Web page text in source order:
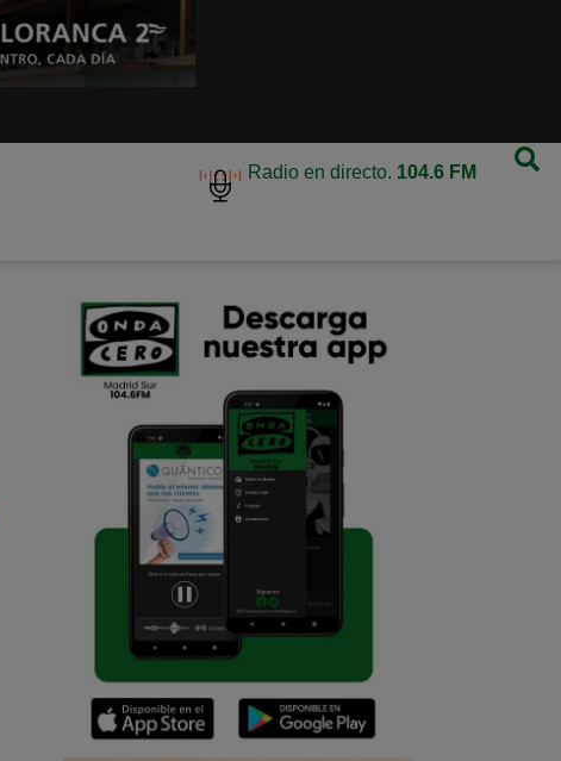
Radio en directo. 104.6 FM